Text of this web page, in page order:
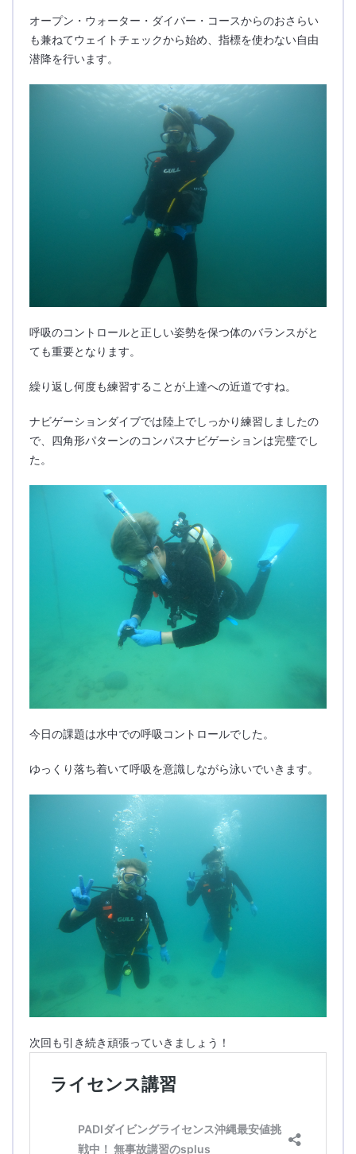
オープン・ウォーター・ダイバー・コースからのおさらい
も兼ねてウェイトチェックから始め、指標を使わない自由
潜降を行います。
呼吸のコントロールと正しい姿勢を保つ体のバランスがと
ても重要となります。
繰り返し何度も練習することが上達への近道ですね。
ナビゲーションダイブでは陸上でしっかり練習しましたの
で、四角形パターンのコンパスナビゲーションは完璧でし
た。
今日の課題は水中での呼吸コントロールでした。
ゆっくり落ち着いて呼吸を意識しながら泳いでいきます。
次回も引き続き頑張っていきましょう！